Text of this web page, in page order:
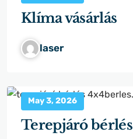
Klíma vásárlás
laser
May 3, 2026
Terepjáró bérlés